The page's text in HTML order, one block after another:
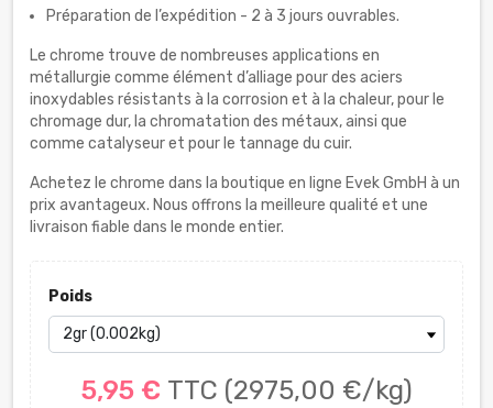
Préparation de l’expédition - 2 à 3 jours ouvrables.
Le chrome trouve de nombreuses applications en
métallurgie comme élément d’alliage pour des aciers
inoxydables résistants à la corrosion et à la chaleur, pour le
chromage dur, la chromatation des métaux, ainsi que
comme catalyseur et pour le tannage du cuir.
Achetez le chrome dans la boutique en ligne Evek GmbH à un
prix avantageux. Nous offrons la meilleure qualité et une
livraison fiable dans le monde entier.
Poids
5,95 € TTC (2975,00 €/kg)